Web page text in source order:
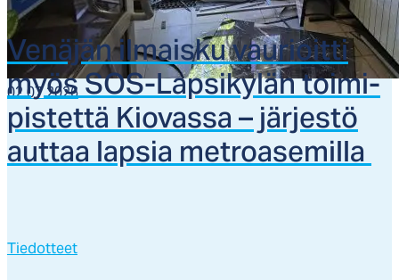
02.07.2026
Ve­nä­jän il­mais­ku vau­rioit­ti
myös SOS-Lap­si­ky­län toi­mi­
pis­tet­tä Kio­vas­sa – jär­jes­tö
aut­taa lap­sia met­roa­se­mil­la
Tiedotteet